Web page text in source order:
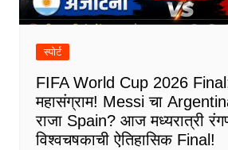
स्पोर्ट
FIFA World Cup 2026
महासंग्राम! Messi चा
राजा Spain? आज मध्यरात्री
विश्वचषकाची ऐतिहासिक Final!